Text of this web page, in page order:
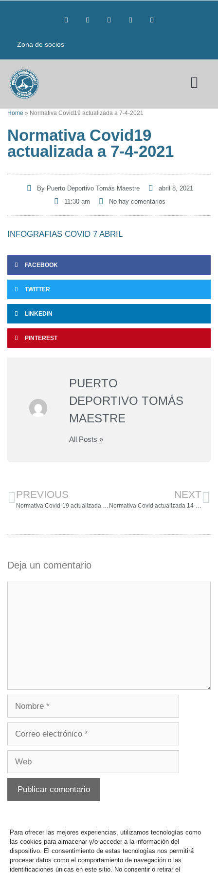
Para ofrecer las mejores experiencias, utilizamos tecnologías como
las cookies para almacenar y/o acceder a la información del
dispositivo. El consentimiento de estas tecnologías nos permitirá
procesar datos como el comportamiento de navegación o las
identificaciones únicas en este sitio. No consentir o retirar el
Zona de socios
Home » Normativa Covid19 actualizada a 7-4-2021
Normativa Covid19
actualizada a 7-4-2021
ByPuerto Deportivo Tomás Maestre
abril 8, 2021
11:30 am
No hay comentarios
INFOGRAFIAS COVID 7 ABRIL
FACEBOOK
TWITTER
LINKEDIN
PINTEREST
PUERTO
DEPORTIVO TOMÁS
MAESTRE
All Posts »
PREVIOUS NEXT
Normativa Covid actualizada 14-4-21
Deja un comentario